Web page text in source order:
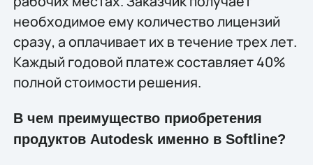
необходимое ему количество лицензий
сразу, а оплачивает их в течение трех лет.
Каждый годовой платеж составляет 40%
полной стоимости решения.
В чем преимущество приобретения
продуктов Autodesk именно в Softline?